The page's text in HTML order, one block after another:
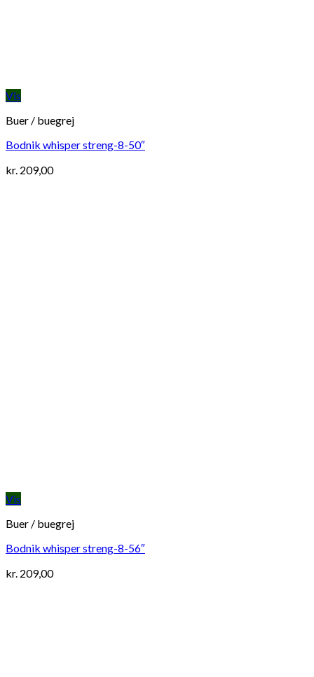
Vis
Buer / buegrej
Bodnik whisper streng-8-50″
kr. 209,00
Vis
Buer / buegrej
Bodnik whisper streng-8-56″
kr. 209,00